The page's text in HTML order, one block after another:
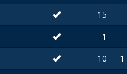
15
1
10
1